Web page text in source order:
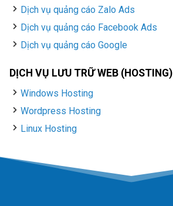
Dịch vụ quảng cáo Zalo Ads
Dịch vụ quảng cáo Facebook Ads
Dịch vụ quảng cáo Google
DỊCH VỤ LƯU TRỮ WEB (HOSTING)
Windows Hosting
Wordpress Hosting
Linux Hosting